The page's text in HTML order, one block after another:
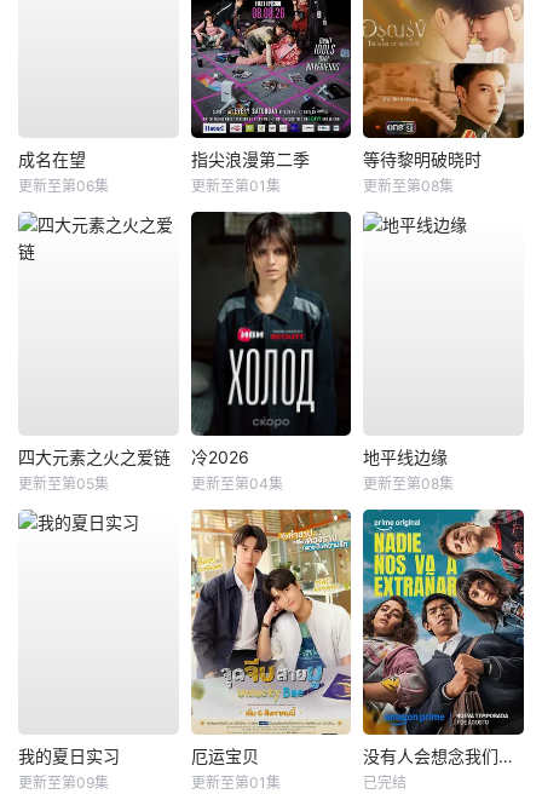
成名在望
更新至第06集
指尖浪漫第二季
更新至第01集
等待黎明破晓时
更新至第08集
四大元素之火之爱链
更新至第05集
冷2026
更新至第04集
地平线边缘
更新至第08集
我的夏日实习
更新至第09集
厄运宝贝
更新至第01集
没有人会想念我们第二季
已完结